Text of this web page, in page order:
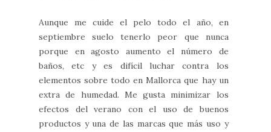
Aunque me cuide el pelo todo el año, en
septiembre suelo tenerlo peor que nunca
porque en agosto aumento el número de
baños, etc y es difícil luchar contra los
elementos sobre todo en Mallorca que hay un
extra de humedad. Me gusta minimizar los
efectos del verano con el uso de buenos
productos y una de las marcas que más uso y